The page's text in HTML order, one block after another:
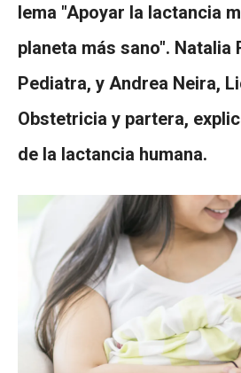
lema "Apoyar la lactancia
planeta más sano". Natalia
Pediatra, y Andrea Neira,
Obstetricia y partera,
de la lactancia humana.